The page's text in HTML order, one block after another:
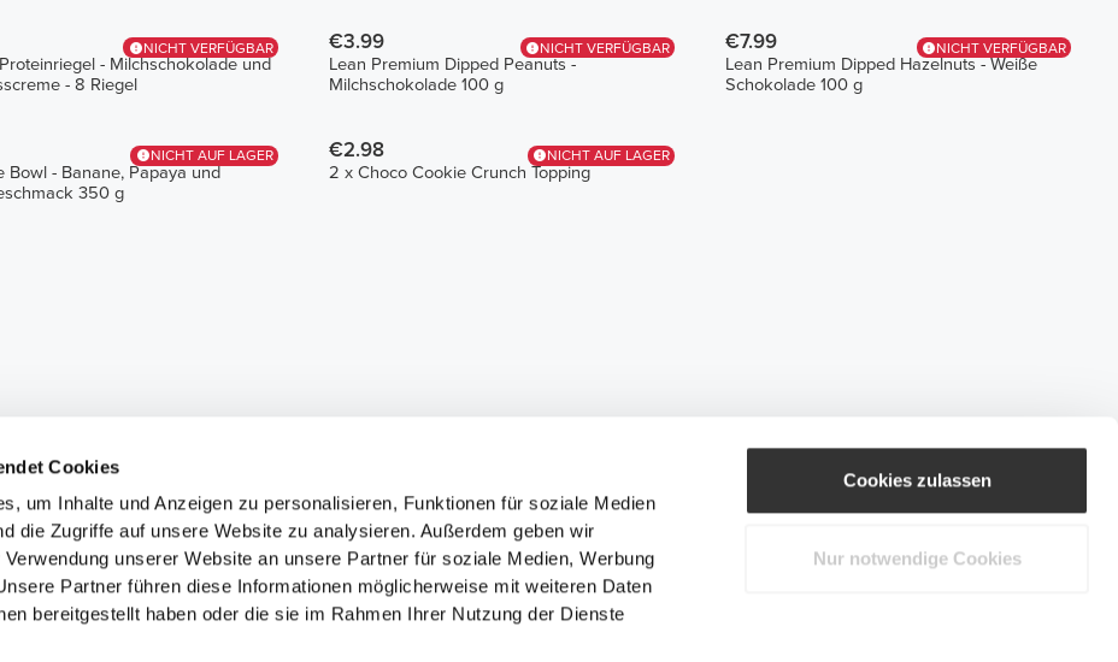
Cookies
um Inhalte und Anzeigen zu personalisieren, Funktionen für soziale Medien
die Zugriffe auf unsere Website zu analysieren. Außerdem geben wir
unserer Website an unsere Partner für soziale Medien, Werbung
Partner führen diese Informationen möglicherweise mit weiteren Daten
bereitgestellt haben oder die sie im Rahmen Ihrer Nutzung der Dienste
Cookies zulassen
Nur notwendige Cookies
NICHT VERFÜGBAR
- Milchschokolade und
- 8 Riegel
NICHT VERFÜGBAR
€3.99
Lean Premium Dipped Peanuts -
Milchschokolade 100 g
NICHT VERFÜGBAR
€7.99
Lean Premium Dipped Hazelnuts - Weiße
Schokolade 100 g
NICHT AUF LAGER
Bowl - Banane, Papaya und
350 g
NICHT AUF LAGER
€2.98
2 x Choco Cookie Crunch Topping